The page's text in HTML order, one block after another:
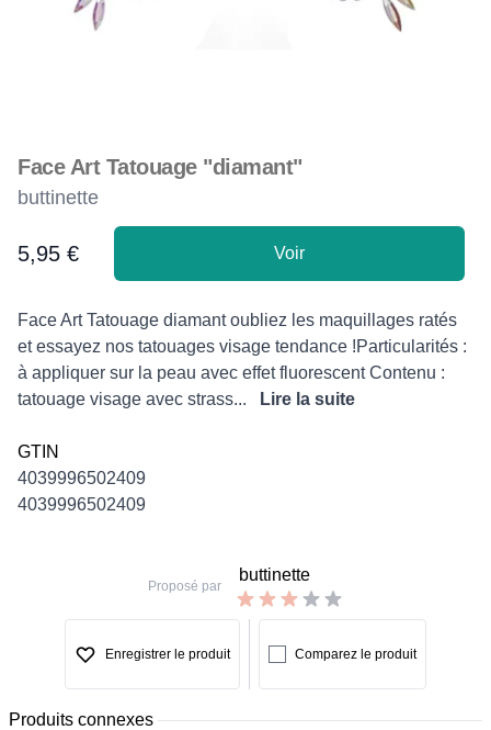
Face Art Tatouage "diamant"
buttinette
Product information
5,95 € Voir
Description
Face Art Tatouage diamant oubliez les maquillages ratés
et essayez nos tatouages visage tendance !Particularités :
à appliquer sur la peau avec effet fluorescent Contenu :
tatouage visage avec strass...
Lire la suite
GTIN
4039996502409
4039996502409
Proposé par
buttinette
Enregistrer le produit Comparez le produit
Produits connexes